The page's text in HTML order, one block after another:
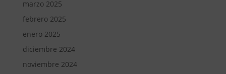
marzo 2025
febrero 2025
enero 2025
diciembre 2024
noviembre 2024